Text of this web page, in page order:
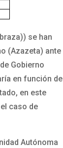
se han
(Azazeta) ante
Gobierno
en función de
en este
caso de
Autónoma